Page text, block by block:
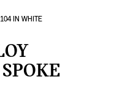
IN WHITE